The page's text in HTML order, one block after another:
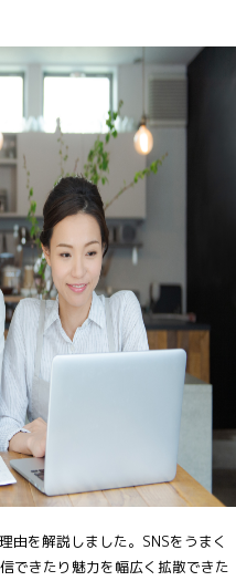
由を解説しました。SNSをうまく
できたり魅力を幅広く拡散できた